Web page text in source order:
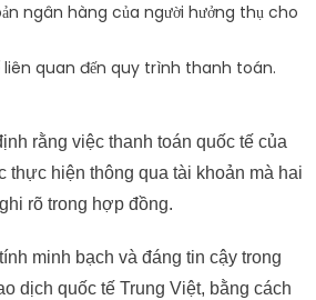
ngân hàng của người hưởng thụ cho
liên quan đến quy trình thanh toán.
rằng việc thanh toán quốc tế của
thực hiện thông qua tài khoản mà hai
rõ trong hợp đồng.
minh bạch và đáng tin cậy trong
dịch quốc tế Trung Việt, bằng cách